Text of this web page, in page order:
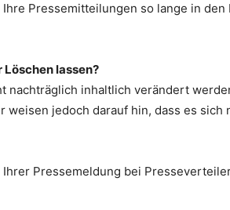
Pressemitteilungen so lange in
lassen?
inhaltlich verändert
jedoch darauf hin, dass es
Pressemeldung bei